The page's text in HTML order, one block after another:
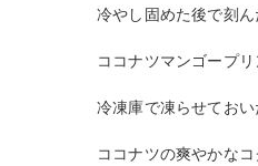
冷やし固めた後で刻ん
ココナツマンゴープリ
冷凍庫で凍らせてお
ココナツの爽やかな